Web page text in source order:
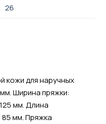
26
кожи для наручных
Ширина пряжки:
мм. Длина
85 мм. Пряжка